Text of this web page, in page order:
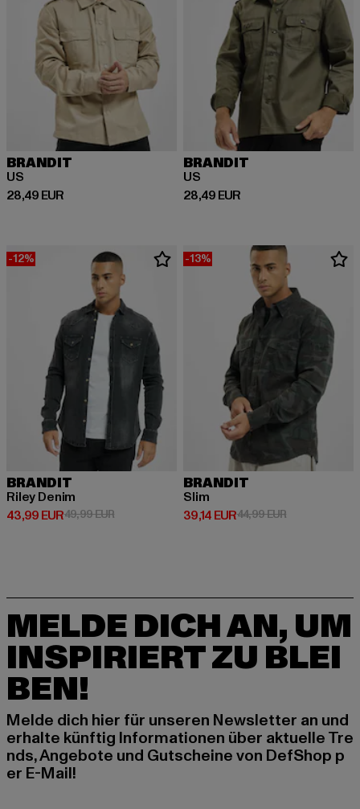
BRANDIT
US
28,49 EUR
Derzeitiger Preis: 28,49 EUR
BRANDIT
US
28,49 EUR
Derzeitiger Preis: 28,49 EUR
-12%
BRANDIT
Riley Denim
43,99 EUR
Derzeitiger Preis: 43,99 EUR
49,99 EURAktionspreis: 49,99 EUR
-13%
BRANDIT
Slim
39,14 EUR
Derzeitiger Preis: 39,14 EUR
44,99 EURAktionspreis:
MELDE DICH AN, UM
INSPIRIERT ZU BLEI
BEN!
Melde dich hier für unseren Newsletter an und
erhalte künftig Informationen über aktuelle Tre
nds, Angebote und Gutscheine von DefShop p
er E-Mail!